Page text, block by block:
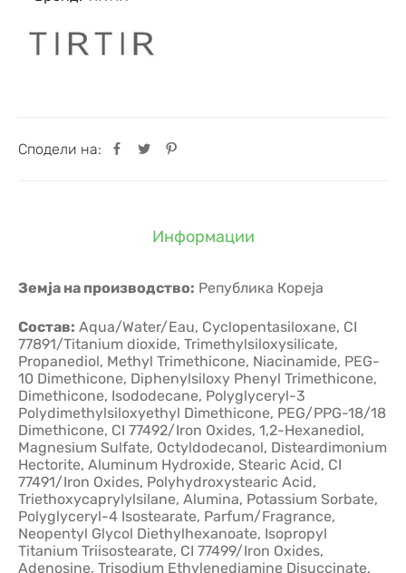
Сподели на:
Информации
Земја на производство: Република Кореја
Состав: Aqua/Water/Eau, Cyclopentasiloxane, CI
77891/Titanium dioxide, Trimethylsiloxysilicate,
Propanediol, Methyl Trimethicone, Niacinamide, PEG-
10 Dimethicone, Diphenylsiloxy Phenyl Trimethicone,
Dimethicone, Isododecane, Polyglyceryl-3
Polydimethylsiloxyethyl Dimethicone, PEG/PPG-18/18
Dimethicone, CI 77492/Iron Oxides, 1,2-Hexanediol,
Magnesium Sulfate, Octyldodecanol, Disteardimonium
Hectorite, Aluminum Hydroxide, Stearic Acid, CI
77491/Iron Oxides, Polyhydroxystearic Acid,
Triethoxycaprylylsilane, Alumina, Potassium Sorbate,
Polyglyceryl-4 Isostearate, Parfum/Fragrance,
Neopentyl Glycol Diethylhexanoate, Isopropyl
Titanium Triisostearate, CI 77499/Iron Oxides,
Adenosine, Trisodium Ethylenediamine Disuccinate,